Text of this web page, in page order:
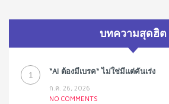
บทความสุดฮิต
1 “AI ต้องมีเบรค“ ไม่ใช่มีแต่คันเร่ง
ก.ค. 26, 2026
NO COMMENTS